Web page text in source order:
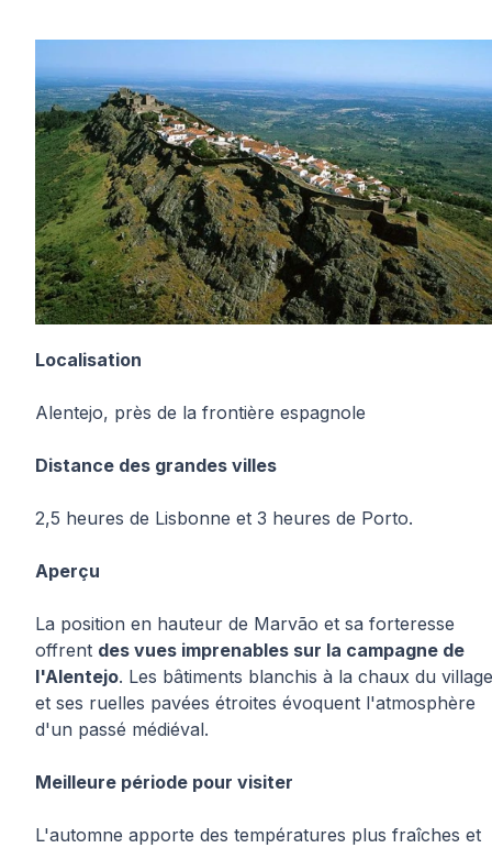
Localisation
Alentejo, près de la frontière espagnole
Distance des grandes villes
2,5 heures de Lisbonne et 3 heures de Porto.
Aperçu
La position en hauteur de Marvão et sa forteresse
offrent des vues imprenables sur la campagne de
l'Alentejo. Les bâtiments blanchis à la chaux du village
et ses ruelles pavées étroites évoquent l'atmosphère
d'un passé médiéval.
Meilleure période pour visiter
L'automne apporte des températures plus fraîches et